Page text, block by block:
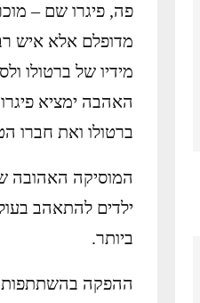
פה, פיגרו שם –
מדופלם אלא איש
מידיו של ברטולו
האהבה ימציא
ברטולו ואת חברו
המוסיקה האהובה
ילדים להתאהב
ביותר.
ההפקה בהשתתפות